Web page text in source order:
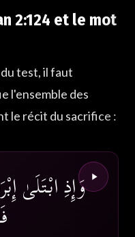
2:124 et le mot
test, il faut
l'ensemble des
le récit du sacrifice :
وَإِذِ ابْتَلَىٰ